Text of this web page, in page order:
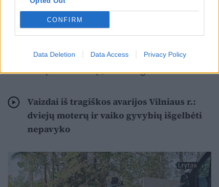
CONFIRM
Data Deletion Data Access Privacy Policy
vairuojamas „Opel Meriva“ važiuodamas
antrąją eismo juosta staiga metėsi į pirmąją.
Senjoro vairuojamas „Opel“ kliudė šia juosta
važiavusį automobilį „Volkswagen Golf“.
Vaizdai iš tragiškos avarijos Vilniaus r.:
dviejų moterų ir vaiko gyvybių išgelbėti
nepavyko